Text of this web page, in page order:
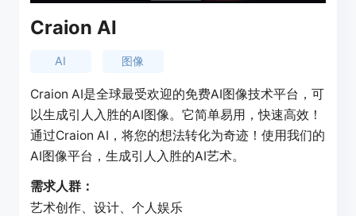
Craion AI
AI 图像
Craion AI是全球最受欢迎的免费AI图像技术平台，可
以生成引人入胜的AI图像。它简单易用，快速高效！
通过Craion AI，将您的想法转化为奇迹！使用我们的
AI图像平台，生成引人入胜的AI艺术。
需求人群：
艺术创作、设计、个人娱乐